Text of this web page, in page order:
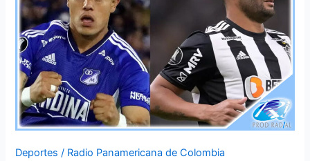
Deportes / Radio Panamericana de Colombia
con
historia